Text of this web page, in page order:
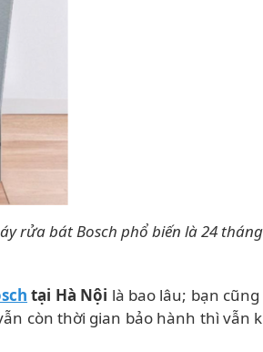
rửa bát Bosch phổ biến là 24 tháng
tại Hà Nội là bao lâu; bạn
còn thời gian bảo hành thì vẫn